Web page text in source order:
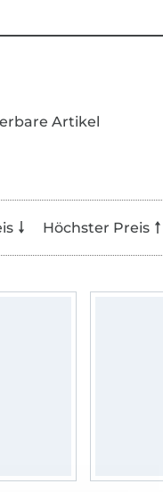
Artikel
Höchster Preis